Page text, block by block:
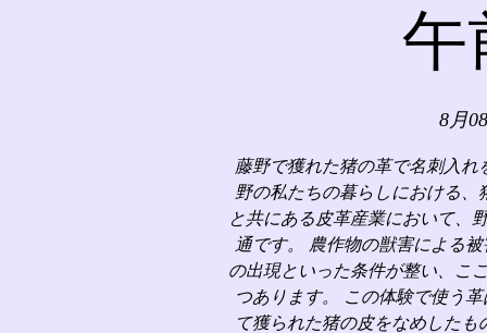
午
8月
藤野で獲れた猪の革で名刺入
野の私たちの暮らしにおける
と共にある皮革産業において、
通です。 農作物の獣害による
の出現といった条件が整い、こ
つあります。 この体験で使う
て獲られた猪の皮をなめした